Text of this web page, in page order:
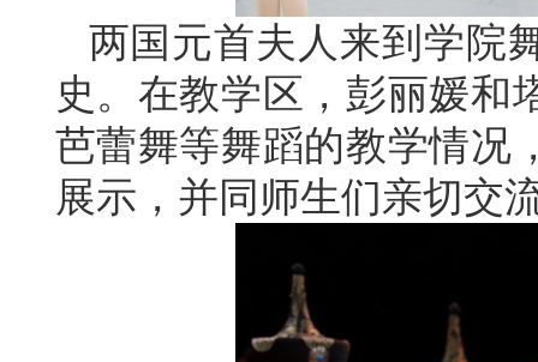
两国元首夫人来到学院
史。在教学区，彭丽媛和
芭蕾舞等舞蹈的教学情况
展示，并同师生们亲切交